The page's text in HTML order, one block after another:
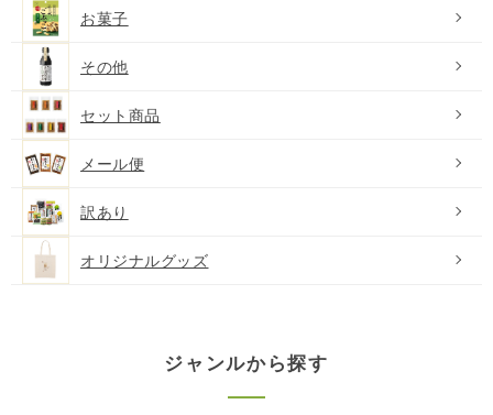
お菓子
その他
セット商品
メール便
訳あり
オリジナルグッズ
ジャンルから探す